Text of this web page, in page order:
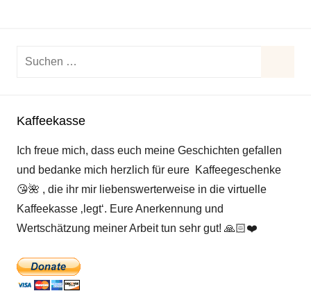
Suchen
Kaffeekasse
Ich freue mich, dass euch meine Geschichten gefallen
und bedanke mich herzlich für eure Kaffeegeschenke
😘🌺 , die ihr mir liebenswerterweise in die virtuelle
Kaffeekasse ‚legt‘. Eure Anerkennung und
Wertschätzung meiner Arbeit tun sehr gut! 🙏🏻❤️